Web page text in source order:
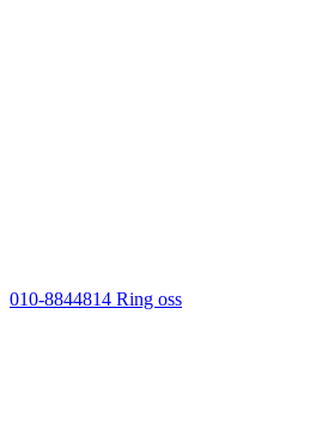
010-8844814 Ring oss